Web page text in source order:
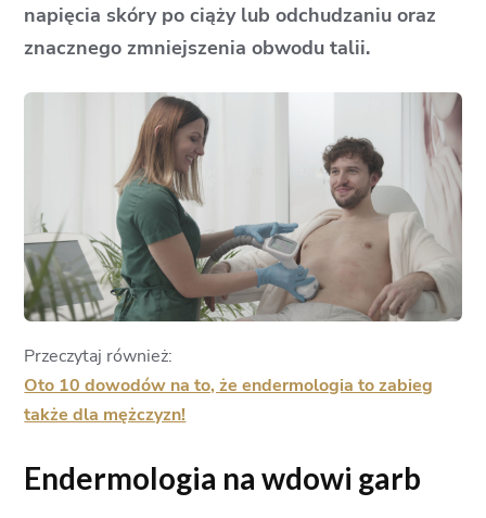
napięcia skóry po ciąży lub odchudzaniu oraz
znacznego zmniejszenia obwodu talii.
Przeczytaj również:
Oto 10 dowodów na to, że endermologia to zabieg
także dla mężczyzn!
Endermologia na wdowi garb